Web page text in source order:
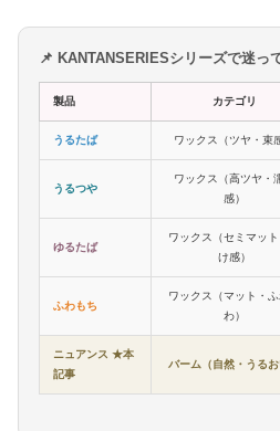
📌 KANTANSERIESシリーズで迷っ
製品 カテゴリ
うるたば ワックス（ツヤ・束
うるつや
ワックス（高ツヤ・
感）
ゆるたば
ワックス（セミマッ
け感）
ふわもち
ワックス（マット・
わ）
ニュアンス ★本
記事
バーム（自然・うるお